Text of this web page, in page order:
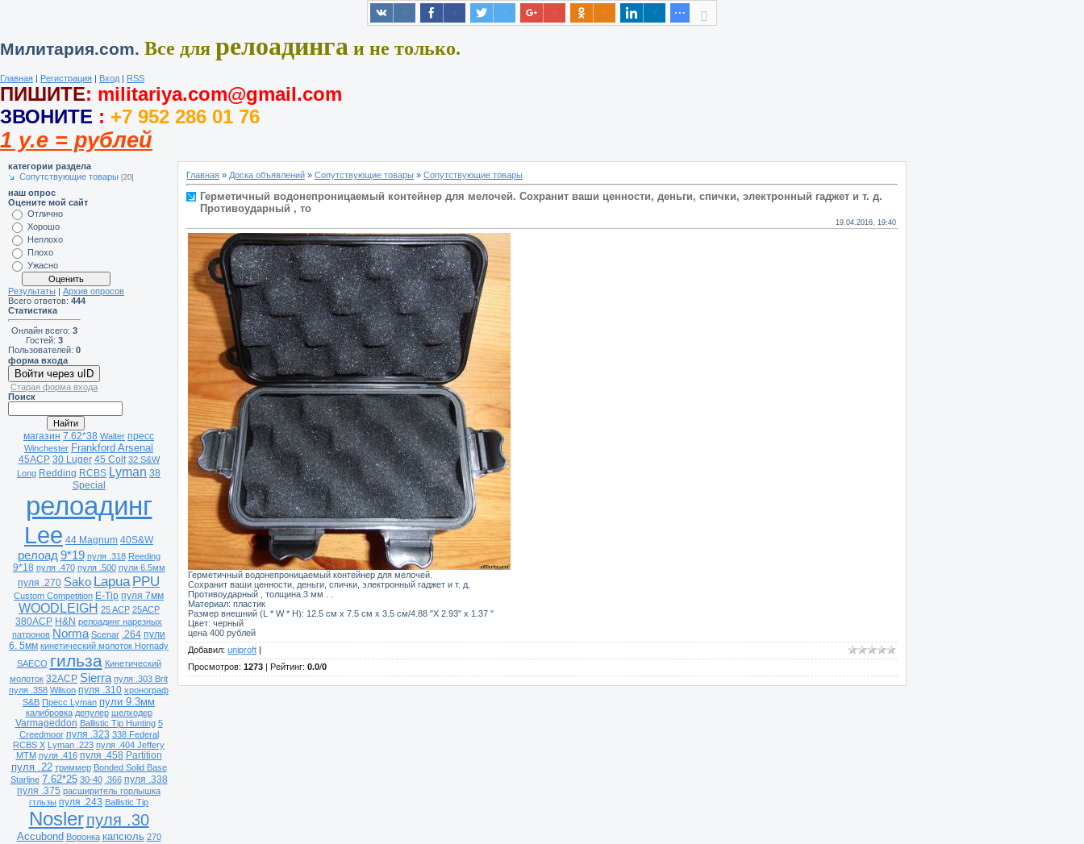
Милитария.com. Все для релоадинга и не только.
Главная | Регистрация | Вход | RSS
ПИШИТЕ: militariya.com@gmail.com
ЗВОНИТЕ : +7 952 286 01 76
1 у.е = рублей
категории раздела
Сопутствующие товары [20]
наш опрос
Оцените мой сайт
Отлично
Хорошо
Неплохо
Плохо
Ужасно
Результаты | Архив опросов
Всего ответов: 444
Статистика
Онлайн всего: 3
Гостей: 3
Пользователей: 0
форма входа
Войти через uID
Старая форма входа
Поиск
магазин 7.62*38 Walter пресс
Winchester Frankford Arsenal
45ACP 30 Luger 45 Colt 32 S&W
Long Redding RCBS Lyman 38
Special
релоадинг
Lee 44 Magnum 40S&W
релоад 9*19 пуля .318 Reeding
9*18 пуля .470 пуля .500 пули 6.5мм
пуля .270 Sako Lapua PPU
Custom Competition E-Tip пуля 7мм
WOODLEIGH 25 ACP 25ACP
380ACP H&N релоадинг нарезных
патронов Norma Scenar .264 пули
6. 5мм кинетический молоток Hornady
SAECO гильза Кинетический
молоток 32ACP Sierra пуля .303 Brit
пуля .358 Wilson пуля .310 хронограф
S&B Пресс Lyman пули 9.3мм
калибровка депулер шелходер
Varmageddon Ballistic Tip Hunting 5
Creedmoor пуля .323 338 Federal
RCBS X Lyman .223 пуля .404 Jeffery
MTM пуля .416 пуля .458 Partition
пуля .22 триммер Bonded Solid Base
Starline 7.62*25 30-40 .366 пуля .338
пуля .375 расширитель горлышка
гтльзы пуля .243 Ballistic Tip
Nosler пуля .30
Accubond Воронка капсюль 270
Главная » Доска объявлений » Сопутствующие товары » Сопутствующие товары
Герметичный водонепроницаемый контейнер для мелочей. Сохранит ваши ценности, деньги, спички, электронный гаджет и т. д.
Противоударный , то
19.04.2016, 19:40
Герметичный водонепроницаемый контейнер для мелочей.
Сохранит ваши ценности, деньги, спички, электронный гаджет и т. д.
Противоударный , толщина 3 мм . .
Материал: пластик
Размер внешний (L * W * H): 12.5 см x 7.5 см x 3.5 см/4.88 "X 2.93" x 1.37 "
Цвет: черный
цена 400 рублей
Добавил: uniproft
Просмотров: 1273 Рейтинг: 0.0/0